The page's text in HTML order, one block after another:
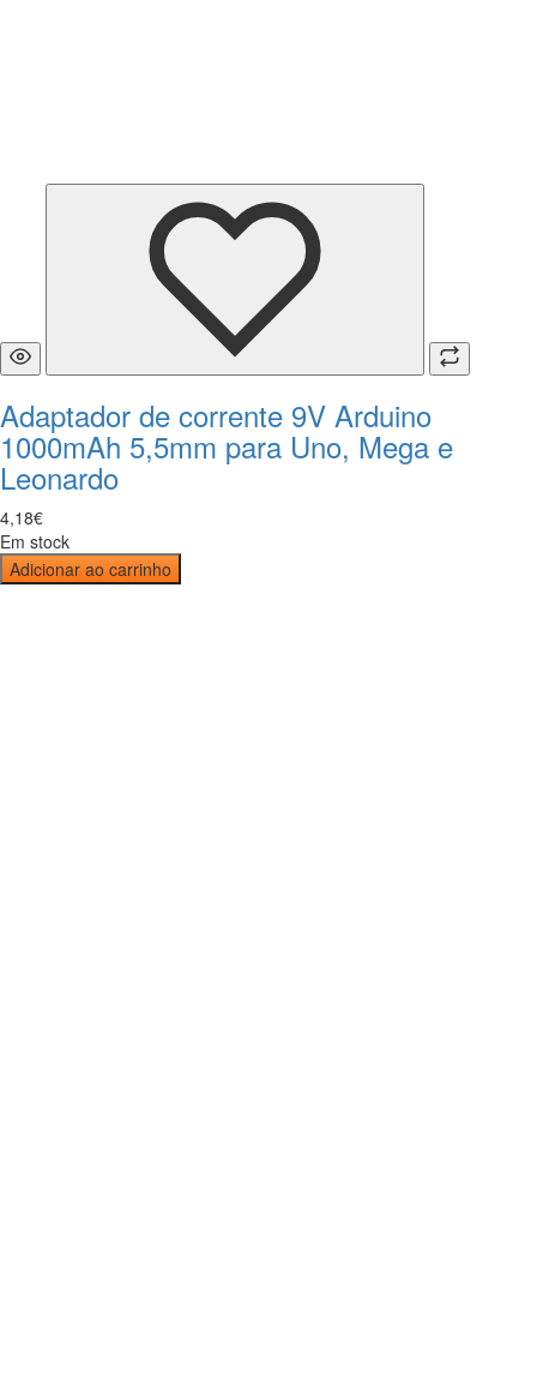
Adaptador de corrente 9V Arduino
1000mAh 5,5mm para Uno, Mega e
Leonardo
4,18€
Em stock
Adicionar ao carrinho